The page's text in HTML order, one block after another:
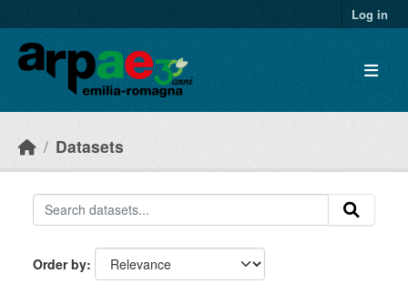
Log in
Datasets
Order by